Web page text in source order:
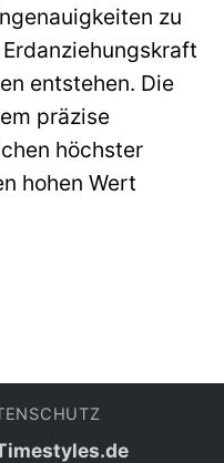
zu
entstehen. Die
präzise
höchster
hohen Wert